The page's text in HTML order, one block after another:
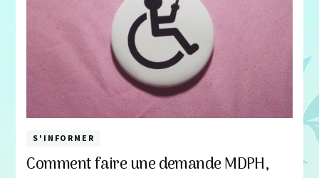
S'INFORMER
Comment faire une demande MDPH,